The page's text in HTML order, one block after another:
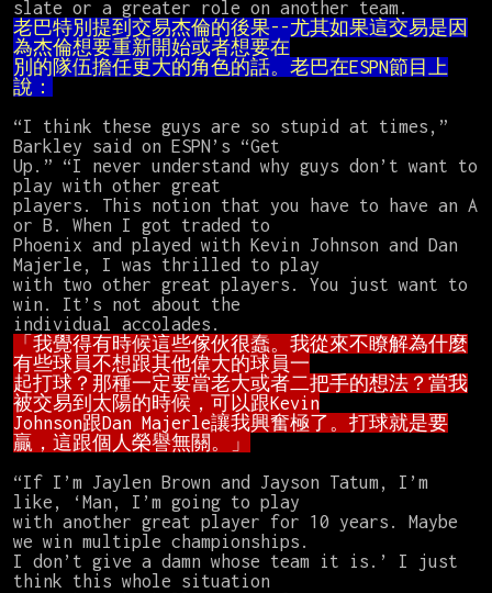
老巴特別提到交易杰倫的後果--尤其如果這交易是因
別的隊伍擔任更大的角色的話。老巴在ESPN節目上
說：
“I think these guys are so stupid at times,”
Barkley said on ESPN’s “Get
Up.” “I never understand why guys don’t want to
play with other great
players. This notion that you have to have an A
or B. When I got traded to
Phoenix and played with Kevin Johnson and Dan
Majerle, I was thrilled to play
with two other great players. You just want to
win. It’s not about the
「我覺得有時候這些傢伙很蠢。我從來不瞭解為什麼
起打球？那種一定要當老大或者二把手的想法？當我
Johnson跟Dan Majerle讓我興奮極了。打球就是要
贏，這跟個人榮譽無關。」
“If I’m Jaylen Brown and Jayson Tatum, I’m
like, ‘Man, I’m going to play
with another great player for 10 years. Maybe
we win multiple championships.
I don’t give a damn whose team it is.’ I just
think this whole situation